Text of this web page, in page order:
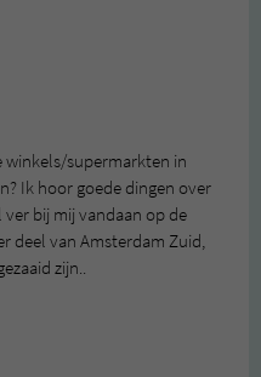
winkels/supermarkten in
Ik hoor goede dingen over
bij mij vandaan op de
deel van Amsterdam Zuid,
zijn..